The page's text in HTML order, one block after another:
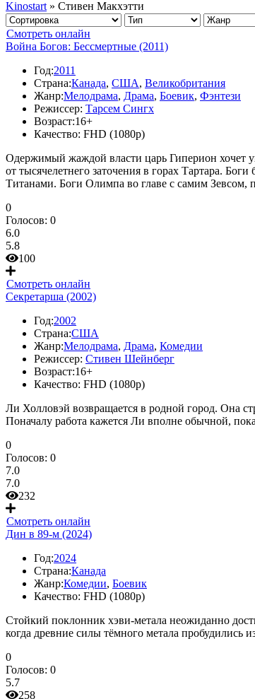
Kinostart » Стивен Макхэтти
Смотреть онлайн
Война Богов: Бессмертные (2011)
Год:2011
Страна:Канада, США, Великобритания
Жанр:Мелодрама, Драма, Боевик, Фэнтези
Режиссер: Тарсем Сингх
Возраст:16+
Качество: FHD (1080p)
Одержимый жаждой власти царь Гиперион хочет
от тысячелетнего заточения в горах Тартара.
Титанами. Боги Олимпа во главе с самим Зевсом,
0
Голосов: 0
6.0
5.8
100
Смотреть онлайн
Секретарша (2002)
Год:2002
Страна:США
Жанр:Мелодрама, Драма, Комедии
Режиссер: Стивен Шейнберг
Возраст:16+
Качество: FHD (1080p)
Ли Холловэй возвращается в родной город. Она
Поначалу работа кажется Ли вполне обычной,
0
Голосов: 0
7.0
7.0
232
Смотреть онлайн
Дин в 89-м (2024)
Год:2024
Страна:Канада
Жанр:Комедии, Боевик
Качество: FHD (1080p)
Стойкий поклонник хэви-метала неожиданно
когда древние силы тёмного метала пробудились
0
Голосов: 0
5.7
258